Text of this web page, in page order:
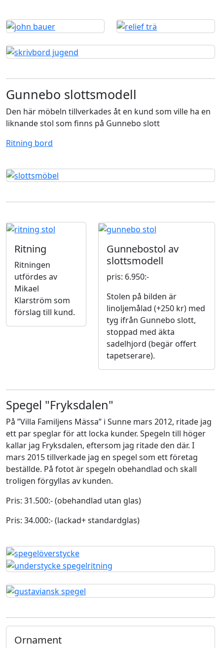
Gunnebo slottsmodell
Den här möbeln tillverkades åt en kund som ville ha en
liknande stol som finns på Gunnebo slott
Ritning bord
Ritning
Ritningen
utfördes av
Mikael
Klarström som
förslag till kund.
Gunnebostol av
slottsmodell
pris: 6.950:-
Stolen på bilden är
linoljemålad (+250 kr) med
tyg ifrån Gunnebo slott,
stoppad med äkta
sadelhjord (begär offert
tapetserare).
Spegel "Fryksdalen"
På ”Villa Familjens Mässa” i Sunne mars 2012, ritade jag
ett par speglar för att locka kunder. Spegeln till höger
kallar jag Fryksdalen, eftersom jag ritade den där. I
mars 2015 tillverkade jag en spegel som ett företag
beställde. På fotot är spegeln obehandlad och skall
troligen förgyllas av kunden.
Pris: 31.500:- (obehandlad utan glas)
Pris: 34.000:- (lackad+ standardglas)
Ornament